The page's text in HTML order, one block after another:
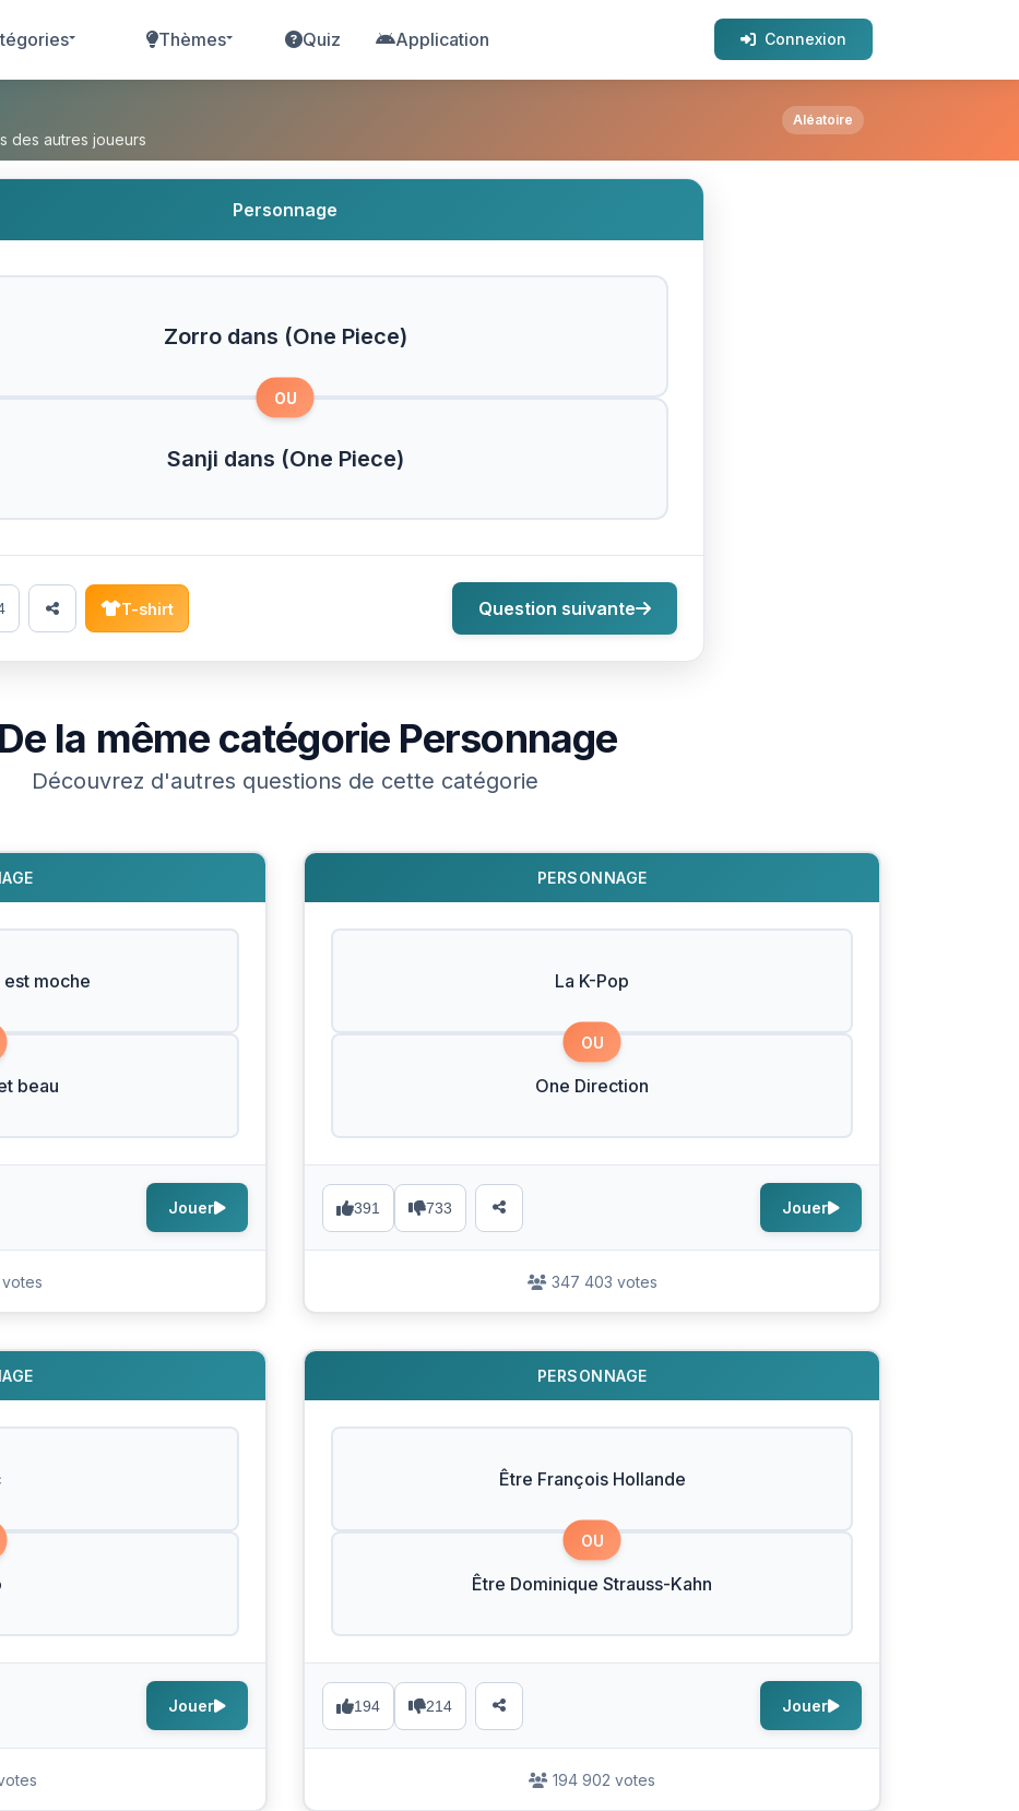
Thèmes Quiz Application Connexion
Piece) ou Sanji dans (One Piece) ?
des autres joueurs
Aléatoire
Personnage
Zorro dans (One Piece)
OU
Sanji dans (One Piece)
T-shirt Question suivante
De la même catégorie Personnage
Découvrez d'autres questions de cette catégorie
est moche
beau
Jouer
PERSONNAGE
La K-Pop
OU
One Direction
391 733 Jouer
347 403 votes
Jouer
PERSONNAGE
Être François Hollande
OU
Être Dominique Strauss-Kahn
194 214 Jouer
194 902 votes